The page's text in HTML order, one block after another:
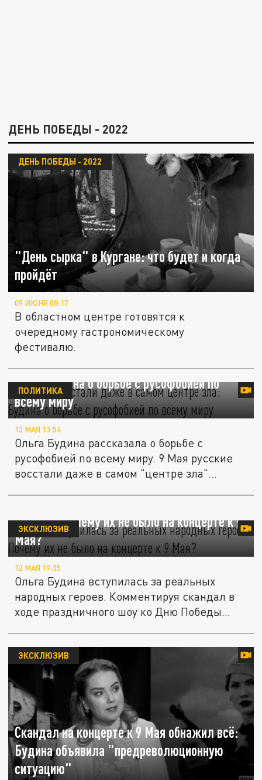
ДЕНЬ ПОБЕДЫ - 2022
"День сырка" в Кургане: что будет и когда
пройдёт
ДЕНЬ ПОБЕДЫ - 2022
09 ИЮНЯ 08:17
В областном центре готовятся к
очередному гастрономическому
фестивалю.
Русские восстали даже в самом "центре
зла": Будина о борьбе с русофобией по
всему миру
ПОЛИТИКА
13 МАЯ 13:54
Ольга Будина рассказала о борьбе с
русофобией по всему миру. 9 Мая русские
восстали даже в самом "центре зла"...
героев: "Почему их не было на концерте к 9
Мая?"
ЭКСКЛЮЗИВ
12 МАЯ 19:35
Ольга Будина вступилась за реальных
народных героев. Комментируя скандал в
ходе праздничного шоу ко Дню Победы...
Скандал на концерте к 9 Мая обнажил всё:
Будина объявила "предреволюционную
ситуацию"
ЭКСКЛЮЗИВ